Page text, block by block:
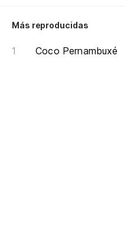
Más reproducidas
Coco Pernambuxé